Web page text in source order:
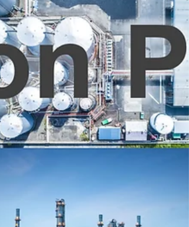
mercados internacionais de carbono
representam uma oportunidade
de financiamento...